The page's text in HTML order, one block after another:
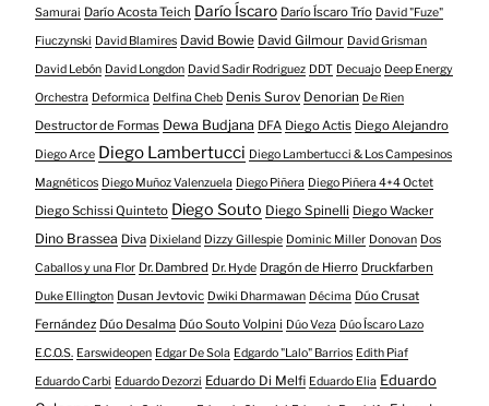
Samurai Darío Acosta Teich Darío Íscaro Darío Íscaro Trío David "Fuze"
Fiuczynski David Blamires David Bowie David Gilmour David Grisman
David Lebón David Longdon David Sadir Rodriguez DDT Decuajo Deep Energy
Orchestra Deformica Delfina Cheb Denis Surov Denorian De Rien
Destructor de Formas Dewa Budjana DFA Diego Actis Diego Alejandro
Diego Arce Diego Lambertucci Diego Lambertucci & Los Campesinos
Magnéticos Diego Muñoz Valenzuela Diego Piñera Diego Piñera 4+4 Octet
Diego Schissi Quinteto Diego Souto Diego Spinelli Diego Wacker
Dino Brassea Diva Dixieland Dizzy Gillespie Dominic Miller Donovan Dos
Caballos y una Flor Dr. Dambred Dr. Hyde Dragón de Hierro Druckfarben
Duke Ellington Dusan Jevtovic Dwiki Dharmawan Décima Dúo Crusat
Fernández Dúo Desalma Dúo Souto Volpini Dúo Veza Dúo Íscaro Lazo
E.C.O.S. Earswideopen Edgar De Sola Edgardo "Lalo" Barrios Edith Piaf
Eduardo Carbi Eduardo Dezorzi Eduardo Di Melfi Eduardo Elia Eduardo